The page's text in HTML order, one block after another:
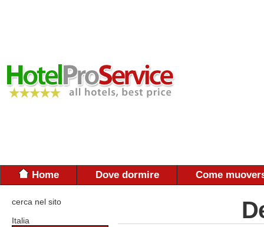
Home Dove dormire Come
cerca nel sito
Italia